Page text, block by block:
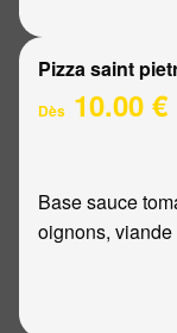
Pizza saint
Dès 10.00 €
Base sauce
oignons,